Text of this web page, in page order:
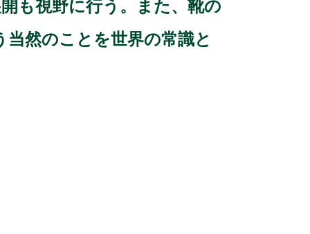
も視野に行う。また、靴の
然のことを世界の常識と